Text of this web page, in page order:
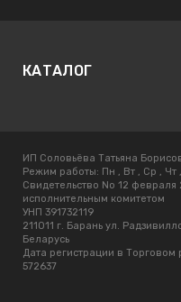
КАТАЛОГ
ИП Соловьёва Татьяна
Режим работы: Пн , Вт , Ср ,
Свидетельство No 12
исполнительным комитетом
УНП 391732119
211011 г. Барань ул.
Беларусь
Дата регистрации в
572637